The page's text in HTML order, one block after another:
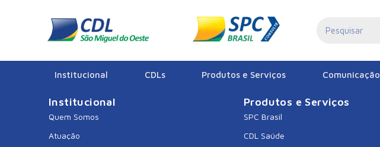
Institucional CDLs Produtos e Serviços Comunicação
CDL SAO JOAO DO SUL
Institucional
Quem Somos
Atuação
Produtos e Serviços
SPC Brasil
CDL Saúde